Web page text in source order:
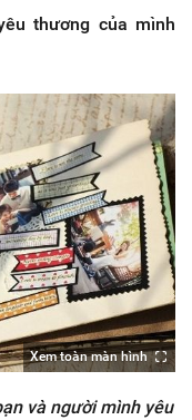
thương của mình
Xem toàn màn hình
và người mình yêu